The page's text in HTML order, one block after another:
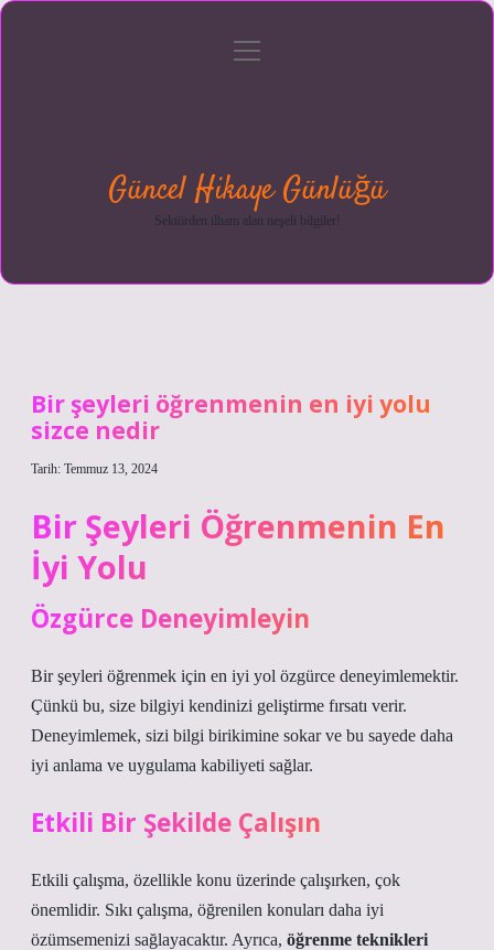
menüyü
Güncel Hikaye Günlüğü
Sektörden ilham alan neşeli bilgiler!
Bir şeyleri öğrenmenin en iyi yolu
sizce nedir
Tarih: Temmuz 13, 2024
Bir Şeyleri Öğrenmenin En
İyi Yolu
Özgürce Deneyimleyin
Bir şeyleri öğrenmek için en iyi yol özgürce deneyimlemektir.
Çünkü bu, size bilgiyi kendinizi geliştirme fırsatı verir.
Deneyimlemek, sizi bilgi birikimine sokar ve bu sayede daha
iyi anlama ve uygulama kabiliyeti sağlar.
Etkili Bir Şekilde Çalışın
Etkili çalışma, özellikle konu üzerinde çalışırken, çok
önemlidir. Sıkı çalışma, öğrenilen konuları daha iyi
özümsemenizi sağlayacaktır. Ayrıca, öğrenme teknikleri